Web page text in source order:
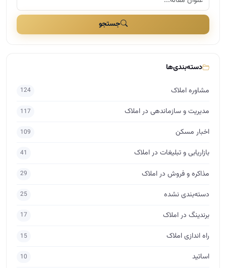
جستجو
دسته‌بندی‌ها
مشاوره املاک 124
مدیریت و سازماندهی در املاک 117
اخبار مسکن 109
بازاریابی و تبلیغات در املاک 41
مذاکره و فروش در املاک 29
دسته‌بندی نشده 25
برندینگ در املاک 17
راه اندازی املاک 15
اساتید 10